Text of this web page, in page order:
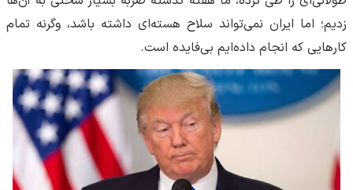
زدیم؛ اما ایران نمی‌تواند سلاح هسته‌ای داشته باشد، وگرنه تمام
کارهایی که انجام داده‌ایم بی‌فایده است.